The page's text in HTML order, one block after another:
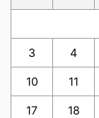
3 4
10 11
17 18